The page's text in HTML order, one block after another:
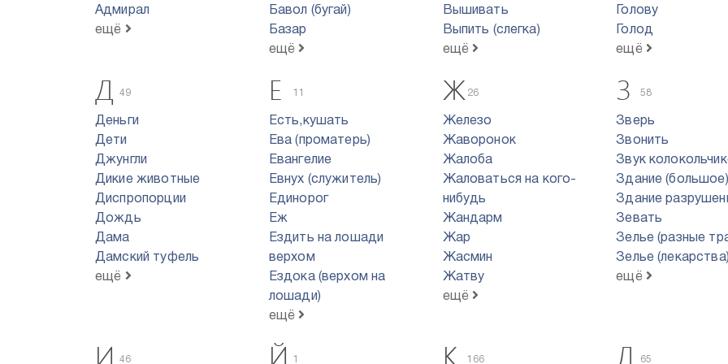
Адмирал
ещё
Бавол (бугай)
Базар
ещё
Вышивать
Выпить (слегка)
ещё
Голову
Голод
ещё
Д 49
Деньги
Дети
Джунгли
Дикие животные
Диспропорции
Дождь
Дама
Дамский туфель
ещё
Е 11
Есть,кушать
Ева (проматерь)
Евангелие
Евнух (служитель)
Единорог
Еж
Ездить на лошади
верхом
Ездока (верхом на
лошади)
ещё
Ж 26
Железо
Жаворонок
Жалоба
Жаловаться на кого-
нибудь
Жандарм
Жар
Жасмин
Жатву
ещё
З 58
Зверь
Звонить
Звук
Здание (большое)
Здание
Зевать
Зелье (разные
Зелье (лекарства)
ещё
И 46 Й 1 К 166 Л 65